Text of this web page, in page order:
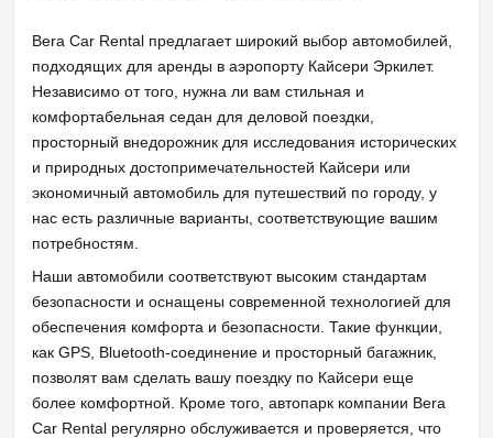
Bera Car Rental предлагает широкий выбор автомобилей,
подходящих для аренды в аэропорту Кайсери Эркилет.
Независимо от того, нужна ли вам стильная и
комфортабельная седан для деловой поездки,
просторный внедорожник для исследования исторических
и природных достопримечательностей Кайсери или
экономичный автомобиль для путешествий по городу, у
нас есть различные варианты, соответствующие вашим
потребностям.
Наши автомобили соответствуют высоким стандартам
безопасности и оснащены современной технологией для
обеспечения комфорта и безопасности. Такие функции,
как GPS, Bluetooth-соединение и просторный багажник,
позволят вам сделать вашу поездку по Кайсери еще
более комфортной. Кроме того, автопарк компании Bera
Car Rental регулярно обслуживается и проверяется, что